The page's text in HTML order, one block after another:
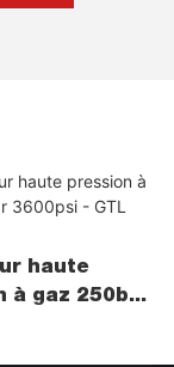
haute
à gaz 250bar